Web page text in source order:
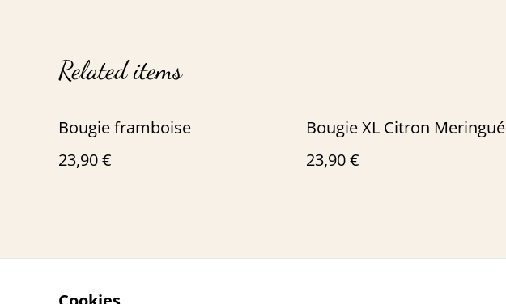
Related items
Bougie framboise
23,90 €
Bougie XL Citron Meringué
23,90 €